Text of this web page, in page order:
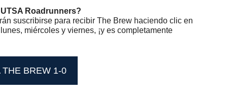
Roadrunners?
suscribirse para recibir The Brew haciendo clic en
miércoles y viernes, ¡y es completamente
THE BREW 1-0